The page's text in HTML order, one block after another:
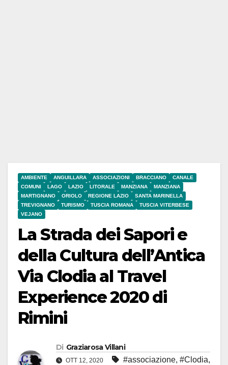
AMBIENTE ANGUILLARA ASSOCIAZIONI BRACCIANO
CANALE
COMUNI
LAGO LAZIO LITORALE MANZIANA
MANZIANA
MARTIGNANO
ORIOLO REGIONE LAZIO
SANTA MARINELLA
TREVIGNANO
TURISMO TUSCIA ROMANA
TUSCIA VITERBESE
VEJANO
La Strada dei Sapori e
della Cultura dell’Antica
Via Clodia al Travel
Experience 2020 di
Rimini
Di Graziarosa Villani
OTT 12, 2020 #associazione, #Clodia,